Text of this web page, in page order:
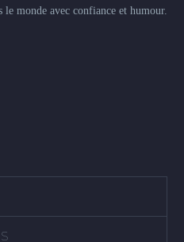
le monde avec confiance et humour.